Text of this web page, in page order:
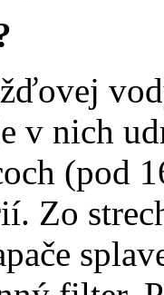
v nich
(pod
Zo